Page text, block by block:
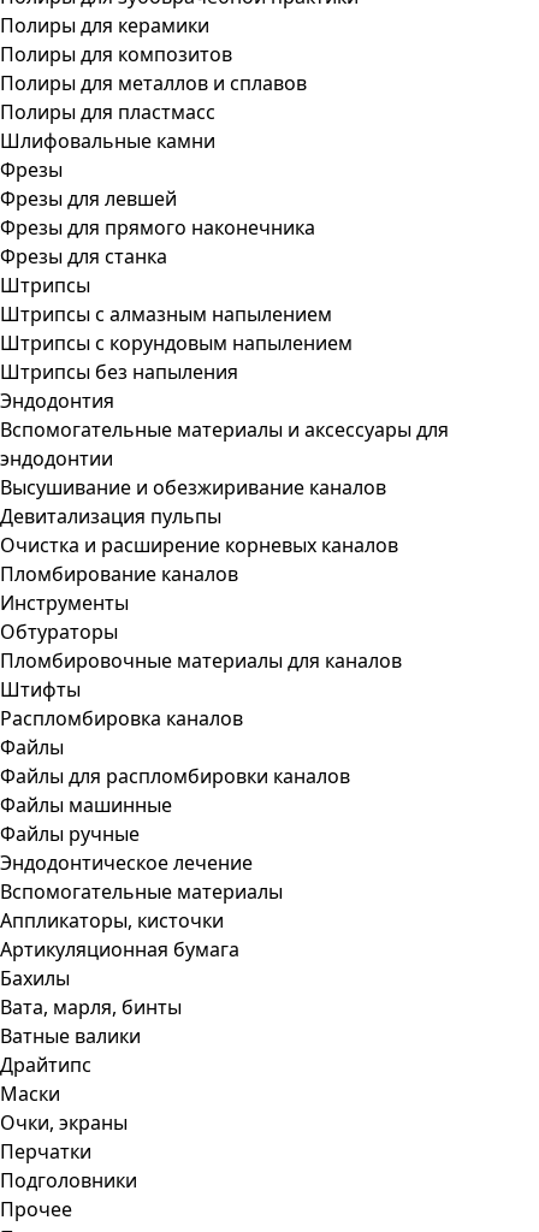
Полиры для керамики
Полиры для композитов
Полиры для металлов и сплавов
Полиры для пластмасс
Шлифовальные камни
Фрезы
Фрезы для левшей
Фрезы для прямого наконечника
Фрезы для станка
Штрипсы
Штрипсы c алмазным напылением
Штрипсы c корундовым напылением
Штрипсы без напыления
Эндодонтия
Вспомогательные материалы и аксессуары для
эндодонтии
Высушивание и обезжиривание каналов
Девитализация пульпы
Очистка и расширение корневых каналов
Пломбирование каналов
Инструменты
Обтураторы
Пломбировочные материалы для каналов
Штифты
Распломбировка каналов
Файлы
Файлы для распломбировки каналов
Файлы машинные
Файлы ручные
Эндодонтическое лечение
Вспомогательные материалы
Аппликаторы, кисточки
Артикуляционная бумага
Бахилы
Вата, марля, бинты
Ватные валики
Драйтипс
Маски
Очки, экраны
Перчатки
Подголовники
Прочее